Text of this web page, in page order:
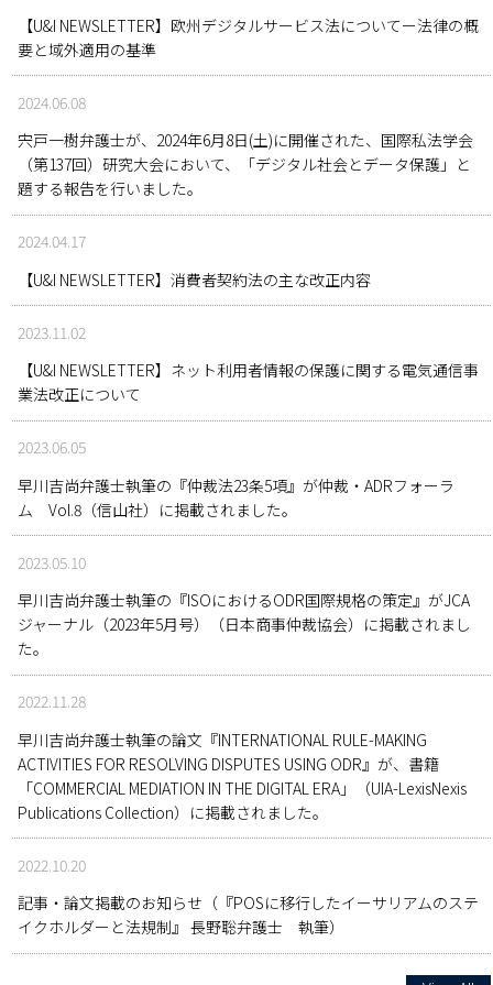
【U&I NEWSLETTER】欧州デジタルサービス法についてー法律の概
要と域外適用の基準
2024.06.08
宍戸一樹弁護士が、2024年6月8日(土)に開催された、国際私法学会
（第137回）研究大会において、「デジタル社会とデータ保護」と
題する報告を行いました。
2024.04.17
【U&I NEWSLETTER】消費者契約法の主な改正内容
2023.11.02
【U&I NEWSLETTER】ネット利用者情報の保護に関する電気通信事
業法改正について
2023.06.05
早川吉尚弁護士執筆の『仲裁法23条5項』が仲裁・ADRフォーラ
ム Vol.8（信山社）に掲載されました。
2023.05.10
早川吉尚弁護士執筆の『ISOにおけるODR国際規格の策定』がJCA
ジャーナル（2023年5月号）（日本商事仲裁協会）に掲載されまし
た。
2022.11.28
早川吉尚弁護士執筆の論文『INTERNATIONAL RULE-MAKING
ACTIVITIES FOR RESOLVING DISPUTES USING ODR』が、書籍
「COMMERCIAL MEDIATION IN THE DIGITAL ERA」（UIA-LexisNexis
Publications Collection）に掲載されました。
2022.10.20
記事・論文掲載のお知らせ（『POSに移行したイーサリアムのステ
イクホルダーと法規制』 長野聡弁護士 執筆）